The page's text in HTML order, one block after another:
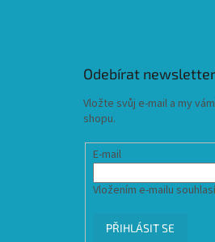
Odebírat newsletter
Vložte svůj e-mail a my
shopu.
E-mail
Vložením e-mailu
PŘIHLÁSIT SE